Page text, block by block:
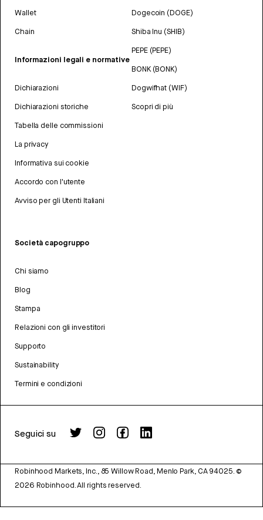
Wallet
Chain
Informazioni legali e normative
Dichiarazioni
Dichiarazioni storiche
Tabella delle commissioni
La privacy
Informativa sui cookie
Accordo con l'utente
Avviso per gli Utenti Italiani
Dogecoin (DOGE)
Shiba Inu (SHIB)
PEPE (PEPE)
BONK (BONK)
Dogwifhat (WIF)
Scopri di più
Società capogruppo
Chi siamo
Blog
Stampa
Relazioni con gli investitori
Supporto
Sustainability
Termini e condizioni
Seguici su
Robinhood Markets, Inc., 85 Willow Road, Menlo Park, CA 94025. ©
2026 Robinhood. All rights reserved.